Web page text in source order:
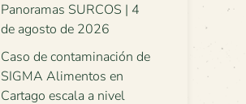
Panoramas SURCOS | 4
de agosto de 2026
Caso de contaminación de
SIGMA Alimentos en
Cartago escala a nivel